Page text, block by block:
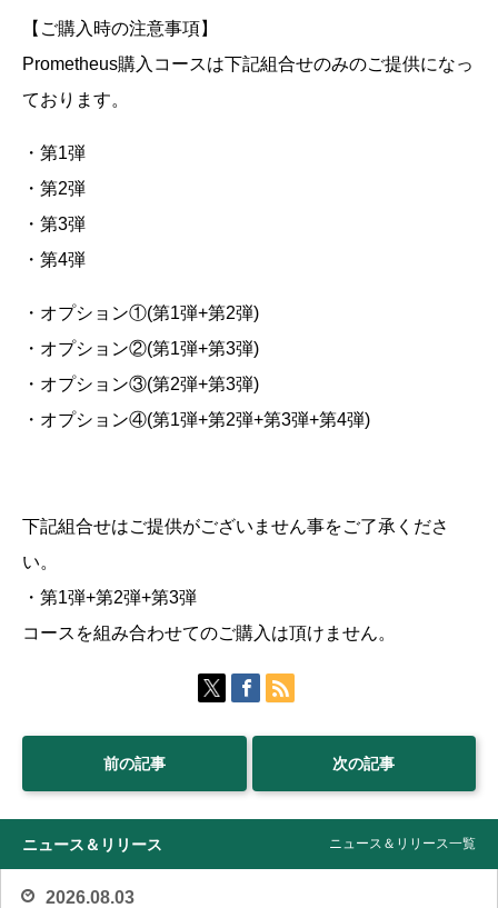
【ご購入時の注意事項】
Prometheus購入コースは下記組合せのみのご提供になっ
ております。
・第1弾
・第2弾
・第3弾
・第4弾
・オプション①(第1弾+第2弾)
・オプション②(第1弾+第3弾)
・オプション③(第2弾+第3弾)
・オプション④(第1弾+第2弾+第3弾+第4弾)
下記組合せはご提供がございません事をご了承くださ
い。
・第1弾+第2弾+第3弾
コースを組み合わせてのご購入は頂けません。
前の記事 次の記事
ニュース＆リリース ニュース＆リリース一覧
2026.08.03